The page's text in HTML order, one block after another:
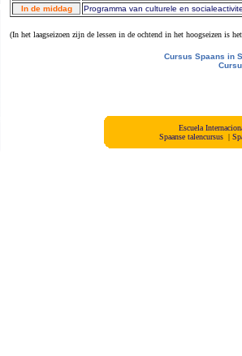
In de middag
Programma van culturele en
(In het laagseizoen zijn de lessen in de ochtend in het hoogseizen is
Cursus Spaans in
Escuela
Spaanse talencursus |